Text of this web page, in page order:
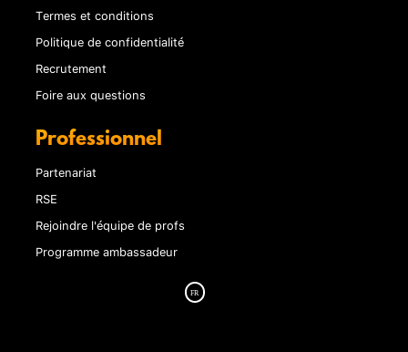
Termes et conditions
Politique de confidentialité
Recrutement
Foire aux questions
Professionnel
Partenariat
RSE
Rejoindre l'équipe de profs
Programme ambassadeur